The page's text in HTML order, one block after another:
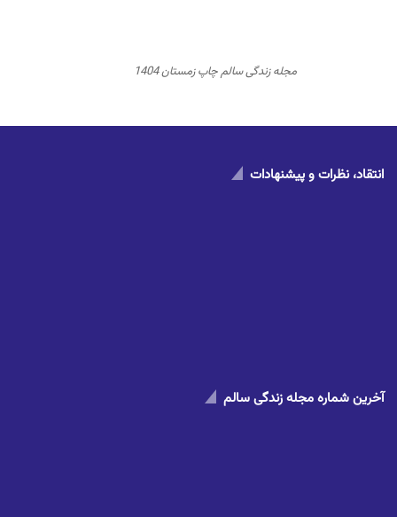
مجله زندگی سالم چاپ زمستان 1404
انتقاد، نظرات و پیشنهادات
آخرین شماره مجله زندگی سالم